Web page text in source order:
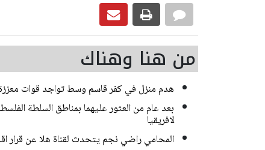
من هنا وهناك
هدم منزل في كفر قاسم وسط تواجد قوات
بعد عام من العثور عليهما بمناطق السلطة
لافريقيا
المحامي راضي نجم يتحدث لقناة هلا عن قرار